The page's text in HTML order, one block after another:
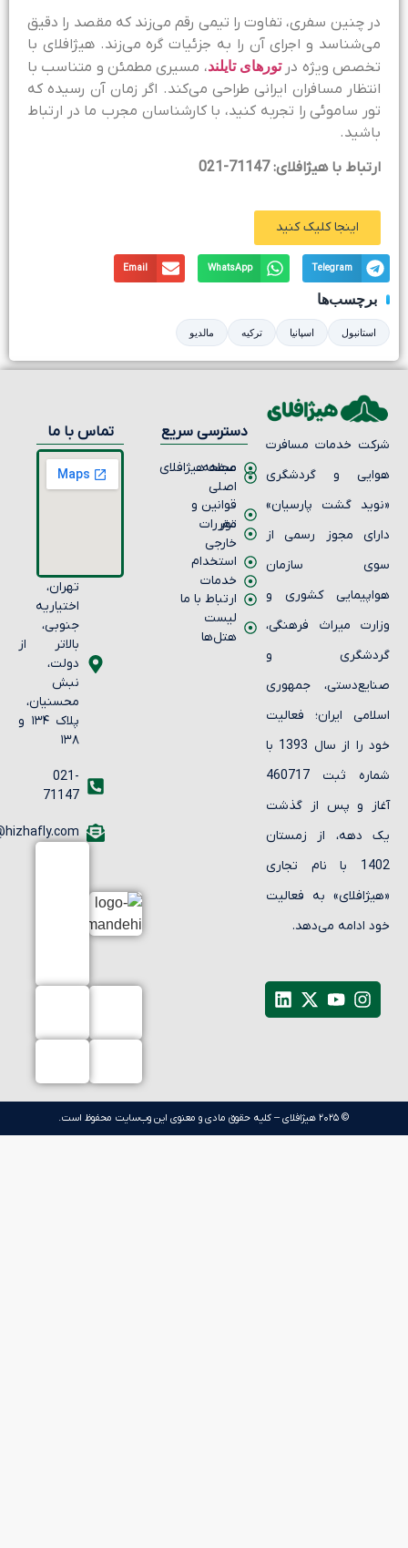
چنین سفری، تفاوت را تیمی رقم می‌زند که مقصد را دقیق
و اجرای آن را به جزئیات گره می‌زند. هیژافلای با
ویژه درتورهای تایلند، مسیری مطمئن و متناسب با
مسافران ایرانی طراحی می‌کند. اگر زمان آن رسیده که
ساموئی را تجربه کنید، با کارشناسان مجرب ما در ارتباط
با هیژافلای: 71147-021
اینجا کلیک کنید
Telegram
WhatsApp
Email
برچسب‌ها
استانبول اسپانیا ترکیه مالدیو
خدمات مسافرت
و گردشگری
گشت پارسیان»
مجوز رسمی از
سازمان
کشوری و
میراث فرهنگی،
و
جمهوری
ایران؛ فعالیت
خود را از سال 1393 با
شماره ثبت 460717
و پس از گذشت
دهه، از زمستان
1402 با نام تجاری
به فعالیت
ادامه می‌دهد.
دسترسی سریع
صفحه
اصلی
تور
خارجی
خدمات
لیست
هتل‌ها
مجله هیژافلای
قوانین و
مقررات
استخدام
ارتباط با ما
تماس با ما
تهران،
اختیاریه
جنوبی،
بالاتر از
دولت،
محسنیان،
پلاک ۱۳۴ و
021-
71147
info@hizhafly.com